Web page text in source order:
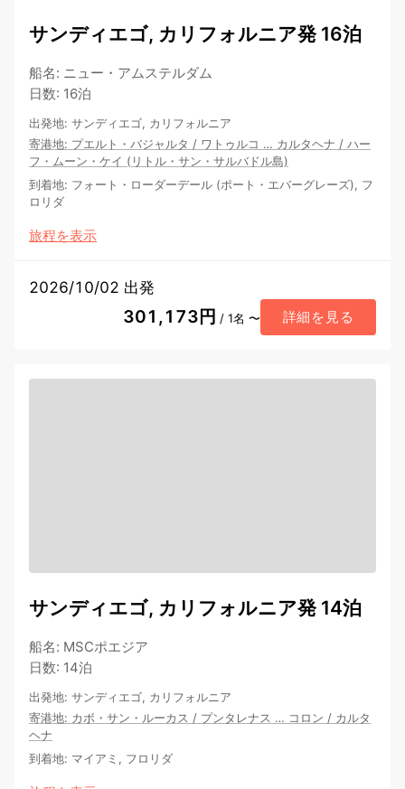
サンディエゴ, カリフォルニア発 16泊
船名: ニュー・アムステルダム
日数: 16泊
出発地: サンディエゴ, カリフォルニア
寄港地: プエルト・バジャルタ / ワトゥルコ … カルタヘナ / ハー
フ・ムーン・ケイ (リトル・サン・サルバドル島)
到着地: フォート・ローダーデール (ポート・エバーグレーズ), フ
ロリダ
旅程を表示
2026/10/02 出発
301,173円 / 1名 〜 詳細を見る
サンディエゴ, カリフォルニア発 14泊
船名: MSCポエジア
日数: 14泊
出発地: サンディエゴ, カリフォルニア
寄港地: カボ・サン・ルーカス / プンタレナス … コロン / カルタ
ヘナ
到着地: マイアミ, フロリダ